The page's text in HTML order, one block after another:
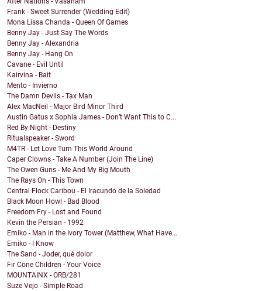
Frank - Sweet Surrender (Wedding Edit)
Mona Lissa Chanda - Queen Of Games
Benny Jay - Just Say The Words
Benny Jay - Alexandria
Benny Jay - Hang On
Cavane - Evil Until
Kairvina - Bait
Mento - Invierno
The Damn Devils - Tax Man
Alex MacNeil - Major Bird Minor Third
Austin Gatus x Sophia James - Don’t Want This to C...
Red By Night - Destiny
Ritualspeaker - Sword
M4TR - Let Love Turn This World Around
Caper Clowns - Take A Number (Join The Line)
The Owen Guns - Me And My Big Mouth
The Rays On - This Town
Central Flock Caribou - El Iracundo de la Soledad
Black Moon Howl - Bad Blood
Freedom Fry - Lost and Found
Kevin the Persian - 1992
Emiko - Man in the Ivory Tower (Matthew, What Have...
Emiko - I Know
The Sand - Joder, qué dolor
Fir Cone Children - Your Voice
MOUNTAINX - ORB/281
Suze Vejo - Simple Road